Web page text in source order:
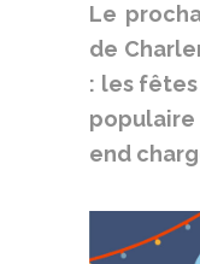
Le
de
: les
end